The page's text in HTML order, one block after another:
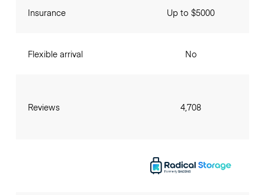
Insurance
Flexible arrival
Reviews
Up to $5000
No
4,708